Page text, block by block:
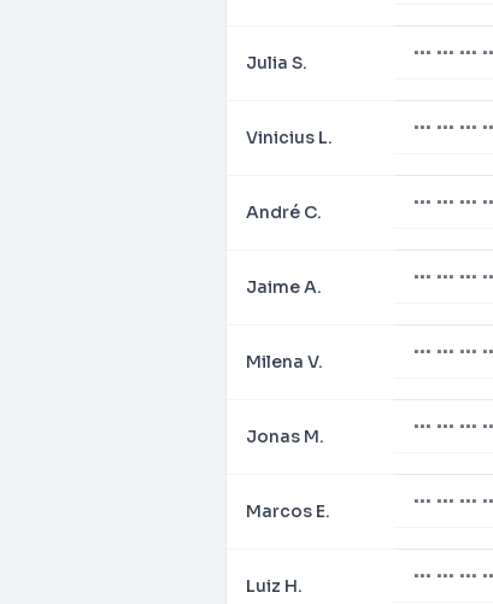
Julia S. ••• ••• ••• ••
Vinicius L. ••• ••• ••• ••
André C. ••• ••• ••• ••
Jaime A. ••• ••• ••• ••
Milena V. ••• ••• ••• ••
Jonas M. ••• ••• ••• ••
Marcos E. ••• ••• ••• ••
Luiz H. ••• ••• ••• ••